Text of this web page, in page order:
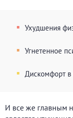
Ухудшения
Угнетенное
Дискомфорт в
И все же главным